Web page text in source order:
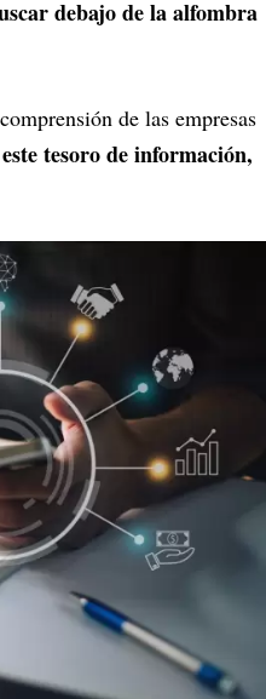
debajo de la alfombra
de las empresas
tesoro de información,